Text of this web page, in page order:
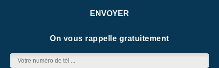
On vous rappelle gratuitement